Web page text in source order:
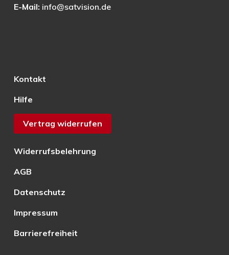
E-Mail: info@satvision.de
Kontakt
Hilfe
Vertrag widerrufen
Widerrufsbelehrung
AGB
Datenschutz
Impressum
Barrierefreiheit